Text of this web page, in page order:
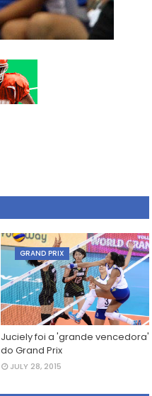
GRAND PRIX
Juciely foi a 'grande vencedora'
do Grand Prix
JULY 28, 2015